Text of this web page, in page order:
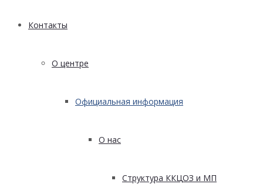
Контакты
О центре
Официальная информация
О нас
Структура ККЦОЗ и МП